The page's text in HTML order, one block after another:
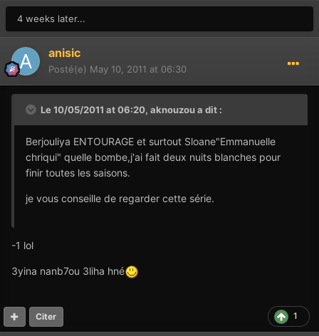
4 weeks later...
anisic
Posté(e) May 10, 2011 at 06:30
Le 10/05/2011 at 06:20, aknouzou a dit :
Berjouliya ENTOURAGE et surtout Sloane"Emmanuelle
chriqui" quelle bombe,j'ai fait deux nuits blanches pour
finir toutes les saisons.
je vous conseille de regarder cette série.
-1 lol
3yina nanb7ou 3liha hné
1
Citer